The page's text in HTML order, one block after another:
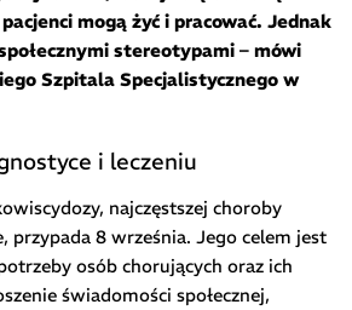
mogą żyć i pracować. Jednak
stereotypami – mówi
Szpitala Specjalistycznego w
i leczeniu
najczęstszej choroby
przypada 8 września. Jego celem jest
osób chorujących oraz ich
świadomości społecznej,